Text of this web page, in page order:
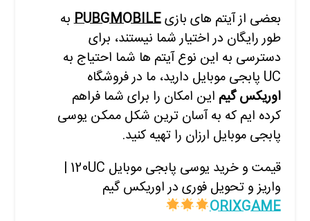
بعضی از آیتم های بازیPUBGMOBILEبه
طور رایگان در اختیار شما نیستند، برای
دسترسی به این نوع آیتم ها شما احتیاج به
UC پابجی موبایل دارید، ما در فروشگاه
اوریکس گیم این امکان را برای شما فراهم
کرده ایم که به آسان ترین شکل ممکن یوسی
پابجی موبایل ارزان را تهیه کنید.
قیمت و خرید یوسی پابجی موبایل 120UC |
واریز و تحویل فوری در اوریکس گیم
ORIXGAME